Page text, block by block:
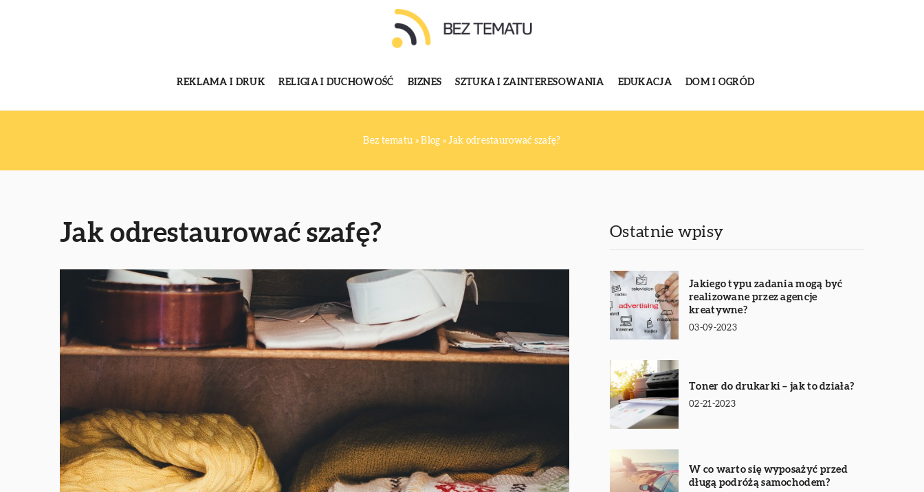
REKLAMA I DRUK RELIGIA I DUCHOWOŚĆ BIZNES SZTUKA I ZAINTERESOWANIA EDUKACJA DOM I OGRÓD
Bez tematu »Blog »Jak odrestaurować szafę?
Jak odrestaurować szafę? Ostatnie wpisy
Jakiego typu zadania mogą być
realizowane przez agencje
kreatywne?
03-09-2023
Toner do drukarki – jak to działa?
02-21-2023
W co warto się wyposażyć przed
długą podróżą samochodem?